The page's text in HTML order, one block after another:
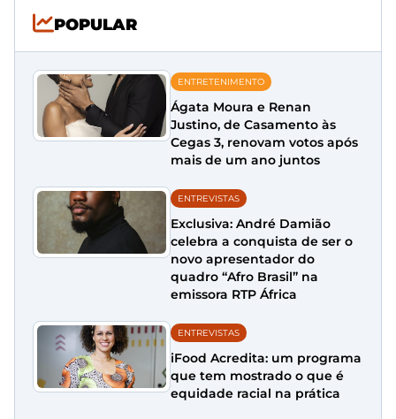
POPULAR
ENTRETENIMENTO
Ágata Moura e Renan
Justino, de Casamento às
Cegas 3, renovam votos após
mais de um ano juntos
ENTREVISTAS
Exclusiva: André Damião
celebra a conquista de ser o
novo apresentador do
quadro “Afro Brasil” na
emissora RTP África
ENTREVISTAS
iFood Acredita: um programa
que tem mostrado o que é
equidade racial na prática